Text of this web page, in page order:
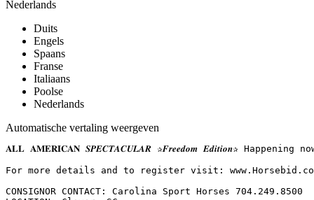
Nederlands
Duits
Engels
Spaans
Franse
Italiaans
Poolse
Nederlands
Automatische vertaling weergeven
𝐀𝐋𝐋 𝐀𝐌𝐄𝐑𝐈𝐂𝐀𝐍 𝑺𝑷𝑬𝑪𝑻𝑨𝑪𝑼𝑳𝑨𝑹 ✰𝑭𝒓𝒆𝒆𝒅𝒐𝒎 𝑬𝒅𝒊𝒕𝒊𝒐𝒏✰
For more details and to register visit:
CONSIGNOR CONTACT: Carolina Sport Horses 704.249.8500